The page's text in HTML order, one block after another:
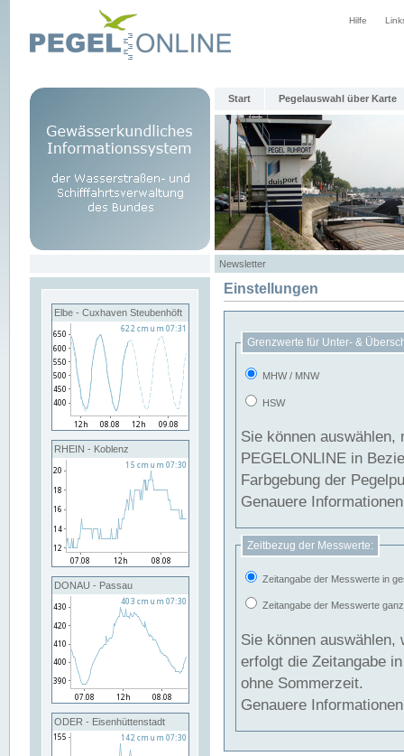
Hilfe
Start Pegelauswahl über Karte
Newsletter
Elbe - Cuxhaven Steubenhöft
RHEIN - Koblenz
DONAU - Passau
ODER - Eisenhüttenstadt
Einstellungen
Grenzwerte für Unter- &
MHW / MNW
HSW
Sie können
PEGELONLINE in Beziehung
Farbgebung der
Genauere
Zeitbezug der Messwerte:
Zeitangabe der Messwerte in
Zeitangabe der Messwerte
Sie können auswählen,
erfolgt die Zeitangabe
ohne Sommerzeit.
Genauere